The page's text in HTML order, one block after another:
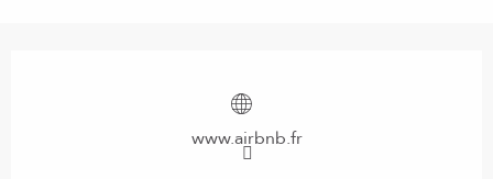
www.airbnb.fr